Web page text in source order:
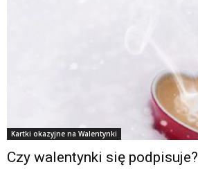
Kartki okazyjne na Walentynki
Czy walentynki się podpisuje?